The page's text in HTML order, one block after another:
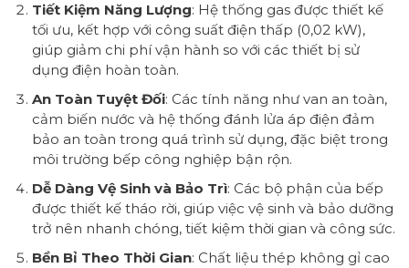
Tiết Kiệm Năng Lượng: Hệ thống gas được thiết kế
tối ưu, kết hợp với công suất điện thấp (0,02 kW),
giúp giảm chi phí vận hành so với các thiết bị sử
dụng điện hoàn toàn.
An Toàn Tuyệt Đối: Các tính năng như van an toàn,
cảm biến nước và hệ thống đánh lửa áp điện đảm
bảo an toàn trong quá trình sử dụng, đặc biệt trong
môi trường bếp công nghiệp bận rộn.
Dễ Dàng Vệ Sinh và Bảo Trì: Các bộ phận của bếp
được thiết kế tháo rời, giúp việc vệ sinh và bảo dưỡng
trở nên nhanh chóng, tiết kiệm thời gian và công sức.
Bền Bỉ Theo Thời Gian: Chất liệu thép không gỉ cao